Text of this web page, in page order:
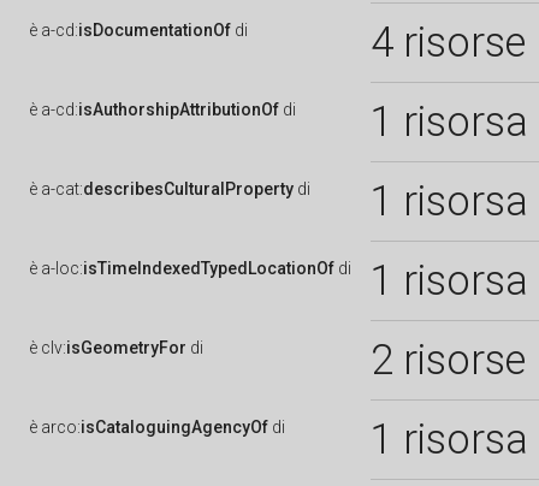
è a-cd:isDocumentationOf di 4 risorse
è a-cd:isAuthorshipAttributionOf di 1 risorsa
è a-cat:describesCulturalProperty di 1 risorsa
è a-loc:isTimeIndexedTypedLocationOf di 1 risorsa
è clv:isGeometryFor di 2 risorse
è arco:isCataloguingAgencyOf di 1 risorsa